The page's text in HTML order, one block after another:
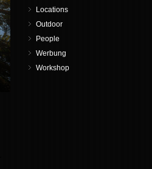
Locations
Outdoor
People
Werbung
Workshop